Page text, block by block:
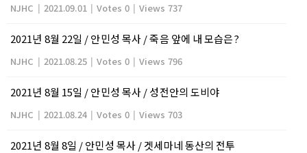
NJHC | 2021.09.01 | Votes 0 | Views 737
2021년 8월 22일 / 안민성 목사 / 죽음 앞에 내 모습은?
NJHC | 2021.08.25 | Votes 0 | Views 796
2021년 8월 15일 / 안민성 목사 / 성전안의 도비야
NJHC | 2021.08.24 | Votes 0 | Views 703
2021년 8월 8일 / 안민성 목사 / 겟세마네 동산의 전투